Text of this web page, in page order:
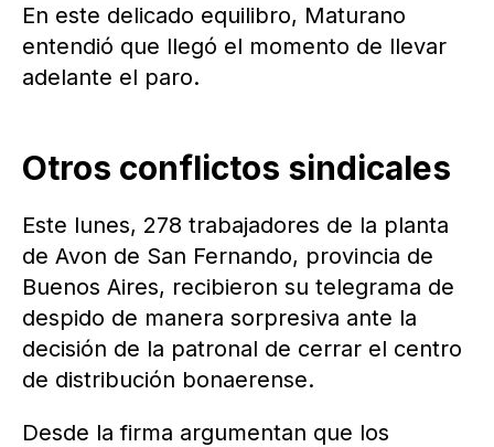
En este delicado equilibro, Maturano
entendió que llegó el momento de llevar
adelante el paro.
Otros conflictos sindicales
Este lunes, 278 trabajadores de la planta
de Avon de San Fernando, provincia de
Buenos Aires, recibieron su telegrama de
despido de manera sorpresiva ante la
decisión de la patronal de cerrar el centro
de distribución bonaerense.
Desde la firma argumentan que los